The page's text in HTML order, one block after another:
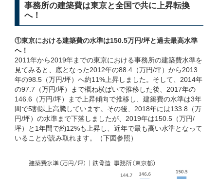
事務所の建築費は東京と全国で共に上昇転換
へ！
①東京における建築費の水準は150.5万円/坪と過去最高水準
へ！
2011年から2019年までの東京における事務所の建築費水準を
見てみると、底となった2012年の88.4（万円/坪）から2013
年の98.5（万円/坪）へ約11%上昇しました。そして、2014年
の97.7（万円/坪）まで概ね横ばいで推移した後、2017年の
146.6（万円/坪）まで上昇傾向で推移し、建築費の水準は3年
間で5割以上高騰しています。その後、2018年には133.8（万
円/坪）の水準まで下落しましたが、2019年は150.5（万円/
坪）と1年間で約12%も上昇し、近年で最も高い水準となって
いることが読み取れます。（下図参照）